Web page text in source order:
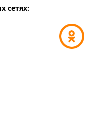
сетях: